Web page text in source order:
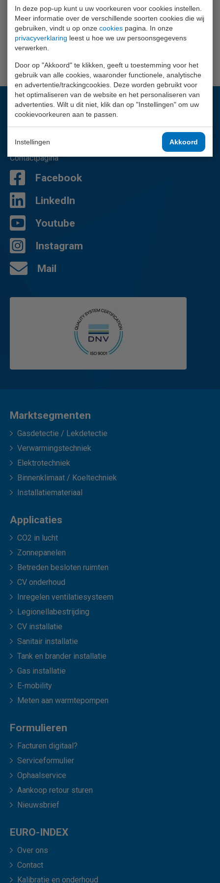
In deze pop-up kunt u uw voorkeuren voor cookies instellen.
Meer informatie over de verschillende soorten cookies die wij
gebruiken, vindt u op onze cookies pagina. In onze
privacyverklaring leest u hoe we uw persoonsgegevens
verwerken.
Door op "Akkoord" te klikken, geeft u toestemming voor het
gebruik van alle cookies, waaronder functionele, analytische
en advertentie/trackingcookies. Deze worden gebruikt voor
het optimaliseren van de website en het personaliseren van
advertenties. Wilt u dit niet, klik dan op "Instellingen" om uw
cookievoorkeuren aan te passen.
Instellingen Akkoord
R 5/4" 80 17 120 67
Vragen?
Wij helpen je graag.
02 - 757 92 44
Contactpagina
Facebook
LinkedIn
Youtube
Instagram
Mail
Marktsegmenten
Gasdetectie / Lekdetectie
Verwarmingstechniek
Elektrotechniek
Binnenklimaat / Koeltechniek
Installatiemateriaal
Applicaties
CO2 in lucht
Zonnepanelen
Betreden besloten ruimten
CV onderhoud
Inregelen ventilatiesysteem
Legionellabestrijding
CV installatie
Sanitair installatie
Tank en brander installatie
Gas installatie
E-mobility
Meten aan warmtepompen
Formulieren
Facturen digitaal?
Serviceformulier
Ophaalservice
Aankoop retour sturen
Nieuwsbrief
EURO-INDEX
Over ons
Contact
Kalibratie en onderhoud